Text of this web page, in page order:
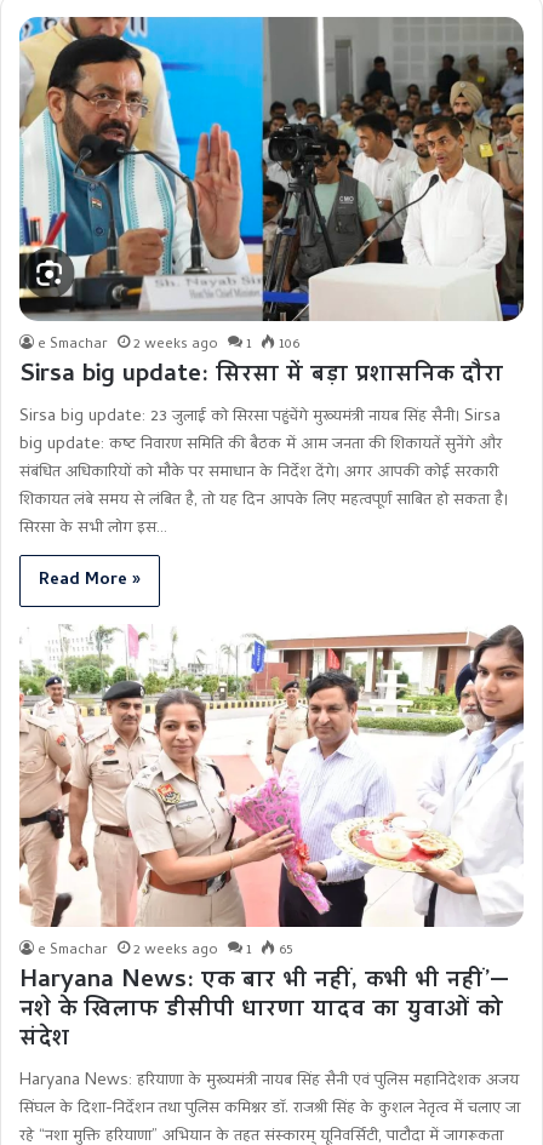
e Smachar 2 weeks ago 1 106
Sirsa big update: सिरसा में बड़ा प्रशासनिक दौरा
Sirsa big update: 23 जुलाई को सिरसा पहुंचेंगे मुख्यमंत्री नायब सिंह सैनी। Sirsa
big update: कष्ट निवारण समिति की बैठक में आम जनता की शिकायतें सुनेंगे और
संबंधित अधिकारियों को मौके पर समाधान के निर्देश देंगे। अगर आपकी कोई सरकारी
शिकायत लंबे समय से लंबित है, तो यह दिन आपके लिए महत्वपूर्ण साबित हो सकता है।
सिरसा के सभी लोग इस…
Read More »
e Smachar 2 weeks ago 1 65
Haryana News: एक बार भी नहीं, कभी भी नहीं’—
नशे के खिलाफ डीसीपी धारणा यादव का युवाओं को
संदेश
Haryana News: हरियाणा के मुख्यमंत्री नायब सिंह सैनी एवं पुलिस महानिदेशक अजय
सिंघल के दिशा-निर्देशन तथा पुलिस कमिश्नर डॉ. राजश्री सिंह के कुशल नेतृत्व में चलाए जा
रहे “नशा मुक्ति हरियाणा” अभियान के तहत संस्कारम् यूनिवर्सिटी, पाटौदा में जागरूकता